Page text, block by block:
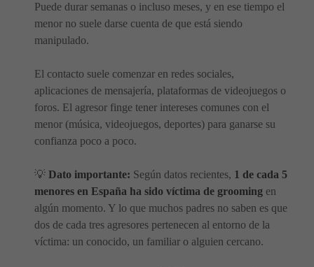
Puede durar semanas o incluso meses, y en ese tiempo el
menor no suele darse cuenta de que está siendo
manipulado.
El contacto suele comenzar en redes sociales,
aplicaciones de mensajería, plataformas de videojuegos o
foros. El agresor finge tener intereses comunes con el
menor (música, videojuegos, deportes) para ganarse su
confianza poco a poco.
💡 Dato importante: Según datos recientes, 1 de cada 5
menores en España ha sido víctima de grooming en
algún momento. Y lo que muchos padres no saben es que
dos de cada tres agresores pertenecen al entorno de la
víctima: un conocido, un familiar o alguien cercano.